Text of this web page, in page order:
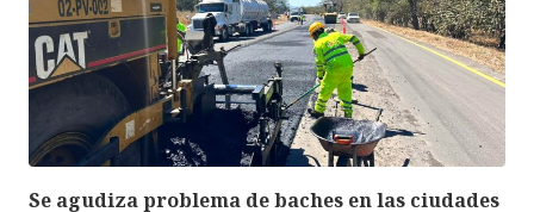
Se agudiza problema de baches en las ciudades